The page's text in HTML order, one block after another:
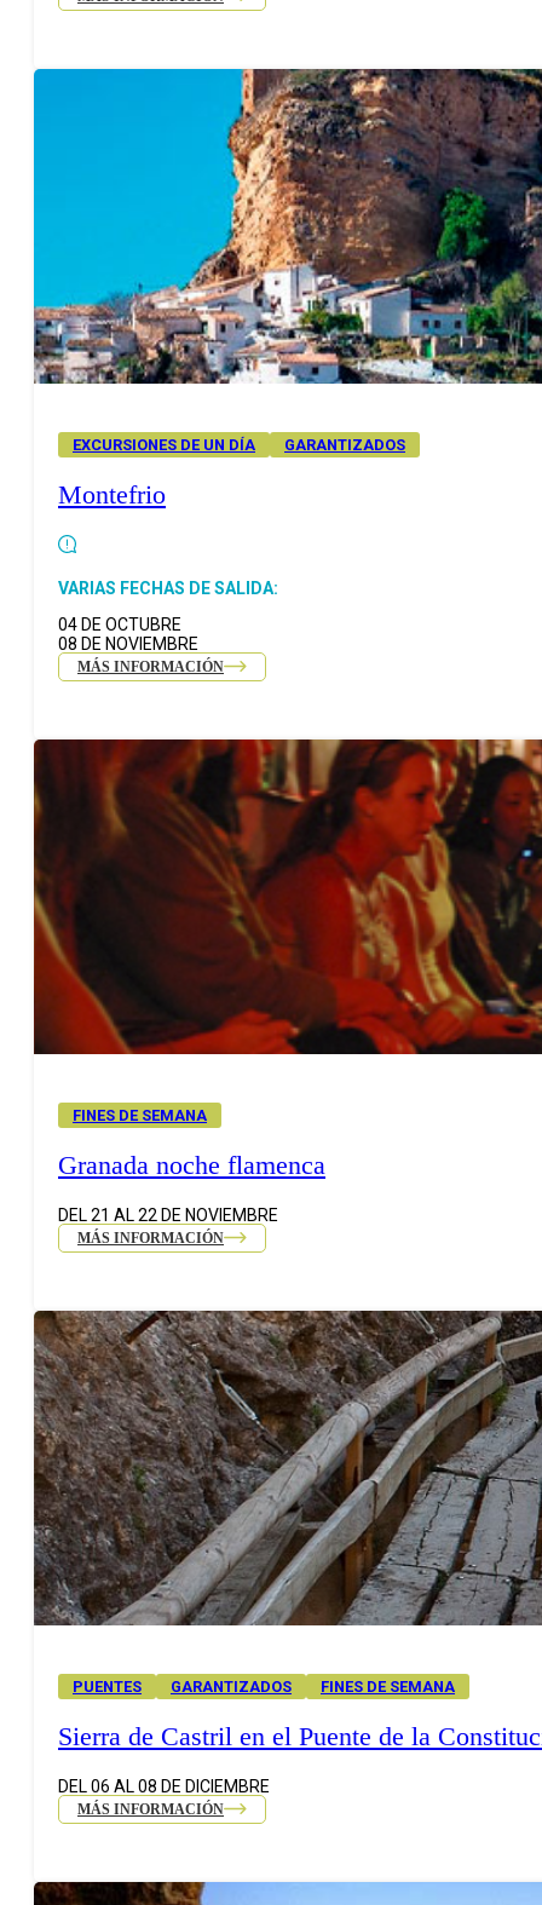
EXCURSIONES DE UN DÍA GARANTIZADOS
Montefrio
VARIAS FECHAS DE SALIDA:
04 DE OCTUBRE
08 DE NOVIEMBRE
MÁS INFORMACIÓN
FINES DE SEMANA
Granada noche flamenca
DEL 21 AL 22 DE NOVIEMBRE
MÁS INFORMACIÓN
PUENTES GARANTIZADOS FINES DE SEMANA
Sierra de Castril en el Puente de la
DEL 06 AL 08 DE DICIEMBRE
MÁS INFORMACIÓN